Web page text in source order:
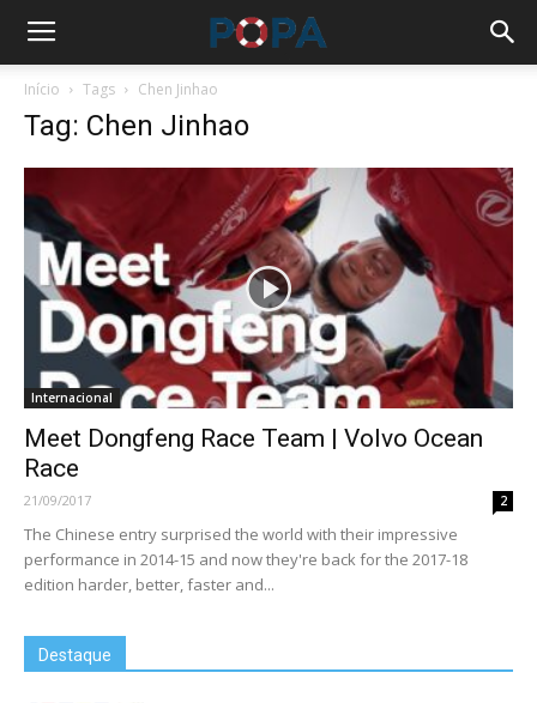
Início Tags Chen Jinhao
Tag: Chen Jinhao
Internacional
Meet Dongfeng Race Team | Volvo Ocean
Race
21/09/2017 2
The Chinese entry surprised the world with their impressive
performance in 2014-15 and now they're back for the 2017-18
edition harder, better, faster and...
Destaque